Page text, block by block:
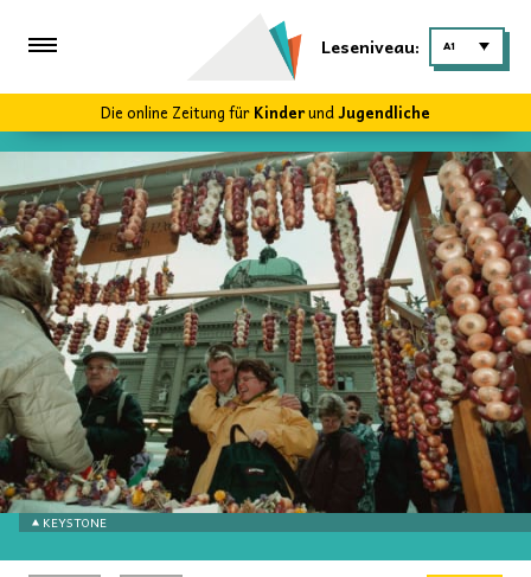
Leseniveau: A1
Die online Zeitung fürKinderundJugendliche
KEYSTONE